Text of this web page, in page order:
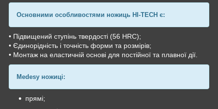
Основними особливостями ножиць HI-TECH є:
• Підвищений ступінь твердості (56 HRC);
• Єдинорідність і точність форми та розмірів;
• Монтаж на еластичній основі для постійної та плавної дії.
Medesy ножиці:
прямі;